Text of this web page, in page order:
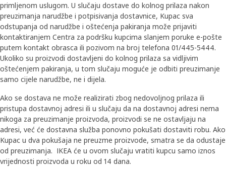
primljenom uslugom. U slučaju dostave do kolnog prilaza nakon
preuzimanja narudžbe i potpisivanja dostavnice, Kupac sva
odstupanja od narudžbe i oštećenja pakiranja može prijaviti
kontaktiranjem Centra za podršku kupcima slanjem poruke e-pošte
putem kontakt obrasca ili pozivom na broj telefona 01/445-5444.
Ukoliko su proizvodi dostavljeni do kolnog prilaza sa vidljivim
oštećenjem pakiranja, u tom slučaju moguće je odbiti preuzimanje
samo cijele narudžbe, ne i dijela.
Ako se dostava ne može realizirati zbog nedovoljnog prilaza ili
pristupa dostavnoj adresi ili u slučaju da na dostavnoj adresi nema
nikoga za preuzimanje proizvoda, proizvodi se ne ostavljaju na
adresi, već će dostavna služba ponovno pokušati dostaviti robu. Ako
Kupac u dva pokušaja ne preuzme proizvode, smatra se da odustaje
od preuzimanja. IKEA će u ovom slučaju vratiti kupcu samo iznos
vrijednosti proizvoda u roku od 14 dana.